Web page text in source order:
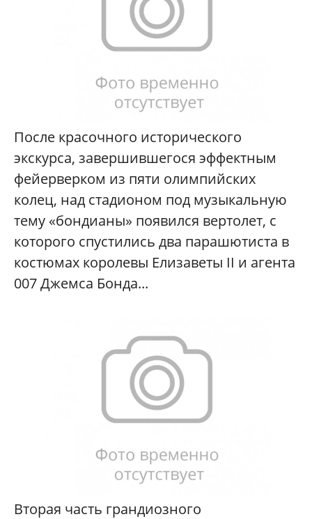
После красочного исторического
экскурса, завершившегося эффектным
фейерверком из пяти олимпийских
колец, над стадионом под музыкальную
тему «бондианы» появился вертолет, с
которого спустились два парашютиста в
костюмах королевы Елизаветы II и агента
007 Джемса Бонда...
Вторая часть грандиозного